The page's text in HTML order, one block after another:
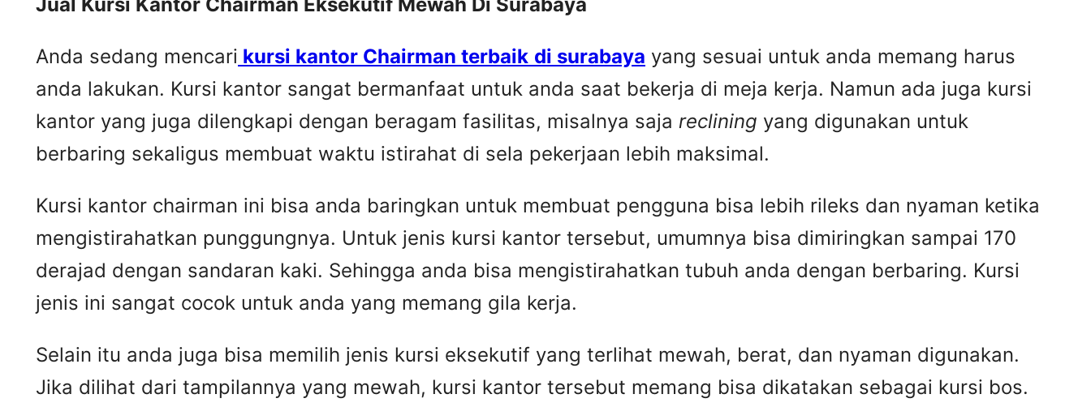
Jual Kursi Kantor Chairman Eksekutif Mewah Di Surabaya
Anda sedang mencari kursi kantor Chairman terbaik di surabaya yang sesuai untuk anda memang harus
anda lakukan. Kursi kantor sangat bermanfaat untuk anda saat bekerja di meja kerja. Namun ada juga kursi
kantor yang juga dilengkapi dengan beragam fasilitas, misalnya saja reclining yang digunakan untuk
berbaring sekaligus membuat waktu istirahat di sela pekerjaan lebih maksimal.
Kursi kantor chairman ini bisa anda baringkan untuk membuat pengguna bisa lebih rileks dan nyaman ketika
mengistirahatkan punggungnya. Untuk jenis kursi kantor tersebut, umumnya bisa dimiringkan sampai 170
derajad dengan sandaran kaki. Sehingga anda bisa mengistirahatkan tubuh anda dengan berbaring. Kursi
jenis ini sangat cocok untuk anda yang memang gila kerja.
Selain itu anda juga bisa memilih jenis kursi eksekutif yang terlihat mewah, berat, dan nyaman digunakan.
Jika dilihat dari tampilannya yang mewah, kursi kantor tersebut memang bisa dikatakan sebagai kursi bos.